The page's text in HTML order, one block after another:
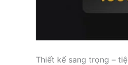
Thiết kế sang trọng –